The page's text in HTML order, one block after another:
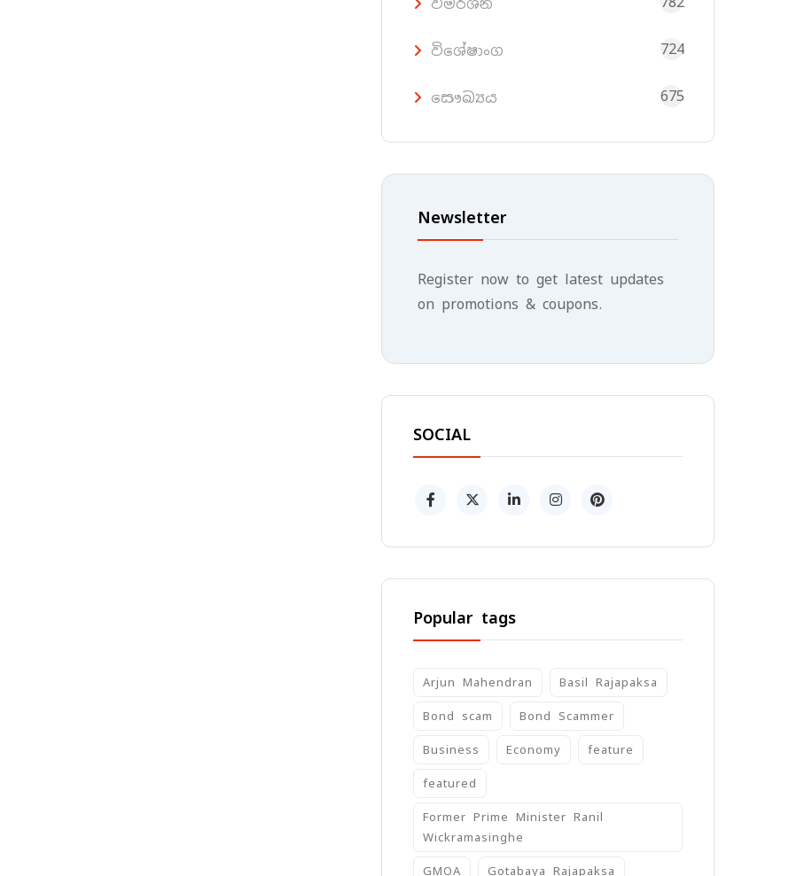
විමර්ශන
විශේෂාංග 724
සෞඛ්‍යය 675
Newsletter
Register now to get latest updates
on promotions & coupons.
SOCIAL
Popular tags
Arjun Mahendran Basil Rajapaksa
Bond scam Bond Scammer
Business Economy feature
featured
Former Prime Minister Ranil
Wickramasinghe
GMOA Gotabaya Rajapaksa